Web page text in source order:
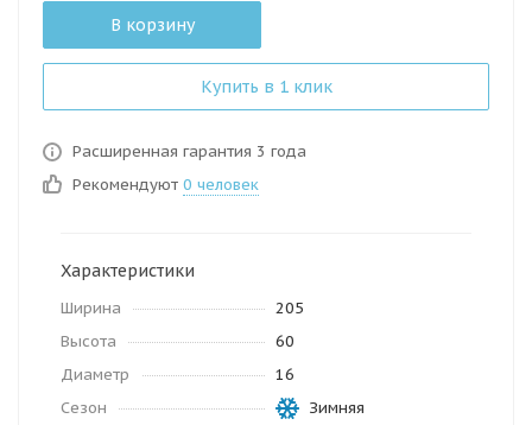
В корзину
Купить в 1 клик
Расширенная гарантия 3 года
Рекомендуют 0 человек
Характеристики
Ширина
205
Высота
60
Диаметр
16
Сезон
Зимняя